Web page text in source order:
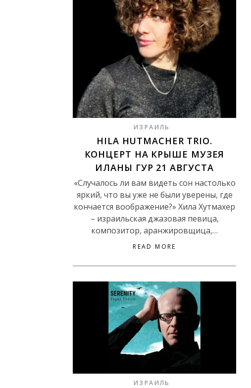
ИЗРАИЛЬ
HILA HUTMACHER TRIO.
КОНЦЕРТ НА КРЫШЕ МУЗЕЯ
ИЛАНЫ ГУР 21 АВГУСТА
«Случалось ли вам видеть сон настолько
яркий, что вы уже не были уверены, где
кончается воображение?» Хила Хутмахер
– израильская джазовая певица,
композитор, аранжировщица,…
READ MORE
ИЗРАИЛЬ